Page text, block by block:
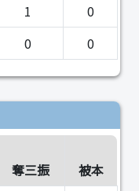
1
0
0 0
奪三振
被本